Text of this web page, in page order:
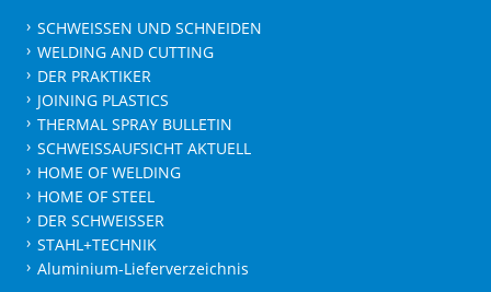
SCHWEISSEN UND SCHNEIDEN
WELDING AND CUTTING
DER PRAKTIKER
JOINING PLASTICS
THERMAL SPRAY BULLETIN
SCHWEISSAUFSICHT AKTUELL
HOME OF WELDING
HOME OF STEEL
DER SCHWEISSER
STAHL+TECHNIK
Aluminium-Lieferverzeichnis